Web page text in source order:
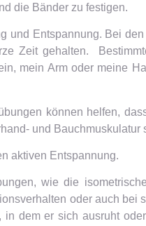
die Bänder zu festigen.
und Entspannung. Bei
Zeit gehalten.
mein Arm oder meine
können helfen,
und Bauchmuskulatur
aktiven Entspannung.
wie die
oder auch
dem er sich ausruht